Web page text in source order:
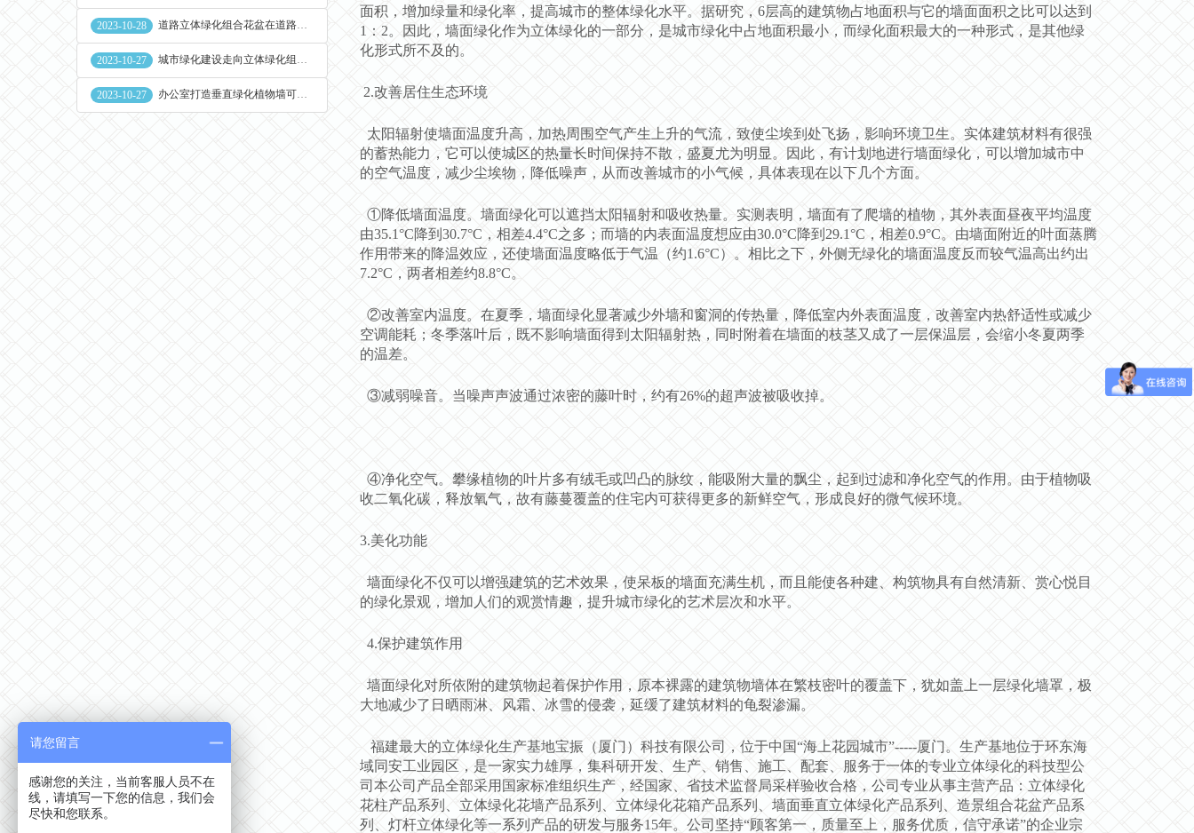
2023-10-28 道路立体绿化组合花盆在道路绿化中的使用
2023-10-27 城市绿化建设走向立体绿化组合花盆空间
2023-10-27 办公室打造垂直绿化植物墙可缓解员工压力
面积，增加绿量和绿化率，提高城市的整体绿化水平。据研究，6层高的建筑物占地面积与它的墙面面积之比可以达到
1：2。因此，墙面绿化作为立体绿化的一部分，是城市绿化中占地面积最小，而绿化面积最大的一种形式，是其他绿
化形式所不及的。
2.改善居住生态环境
太阳辐射使墙面温度升高，加热周围空气产生上升的气流，致使尘埃到处飞扬，影响环境卫生。实体建筑材料有很强
的蓄热能力，它可以使城区的热量长时间保持不散，盛夏尤为明显。因此，有计划地进行墙面绿化，可以增加城市中
的空气温度，减少尘埃物，降低噪声，从而改善城市的小气候，具体表现在以下几个方面。
①降低墙面温度。墙面绿化可以遮挡太阳辐射和吸收热量。实测表明，墙面有了爬墙的植物，其外表面昼夜平均温度
由35.1°C降到30.7°C，相差4.4°C之多；而墙的内表面温度想应由30.0°C降到29.1°C，相差0.9°C。由墙面附近的叶面蒸腾
作用带来的降温效应，还使墙面温度略低于气温（约1.6°C）。相比之下，外侧无绿化的墙面温度反而较气温高出约出
7.2°C，两者相差约8.8°C。
②改善室内温度。在夏季，墙面绿化显著减少外墙和窗洞的传热量，降低室内外表面温度，改善室内热舒适性或减少
空调能耗；冬季落叶后，既不影响墙面得到太阳辐射热，同时附着在墙面的枝茎又成了一层保温层，会缩小冬夏两季
的温差。
③减弱噪音。当噪声声波通过浓密的藤叶时，约有26%的超声波被吸收掉。
④净化空气。攀缘植物的叶片多有绒毛或凹凸的脉纹，能吸附大量的飘尘，起到过滤和净化空气的作用。由于植物吸
收二氧化碳，释放氧气，故有藤蔓覆盖的住宅内可获得更多的新鲜空气，形成良好的微气候环境。
3.美化功能
墙面绿化不仅可以增强建筑的艺术效果，使呆板的墙面充满生机，而且能使各种建、构筑物具有自然清新、赏心悦目
的绿化景观，增加人们的观赏情趣，提升城市绿化的艺术层次和水平。
4.保护建筑作用
墙面绿化对所依附的建筑物起着保护作用，原本裸露的建筑物墙体在繁枝密叶的覆盖下，犹如盖上一层绿化墙罩，极
大地减少了日晒雨淋、风霜、冰雪的侵袭，延缓了建筑材料的龟裂渗漏。
福建最大的立体绿化生产基地宝振（厦门）科技有限公司，位于中国“海上花园城市”-----厦门。生产基地位于环东海
域同安工业园区，是一家实力雄厚，集科研开发、生产、销售、施工、配套、服务于一体的专业立体绿化的科技型公
司本公司产品全部采用国家标准组织生产，经国家、省技术监督局采样验收合格，公司专业从事主营产品：立体绿化
花柱产品系列、立体绿化花墙产品系列、立体绿化花箱产品系列、墙面垂直立体绿化产品系列、造景组合花盆产品系
列、灯杆立体绿化等一系列产品的研发与服务15年。公司坚持“顾客第一，质量至上，服务优质，信守承诺”的企业宗
请您留言
感谢您的关注，当前客服人员不在
线，请填写一下您的信息，我们会
尽快和您联系。